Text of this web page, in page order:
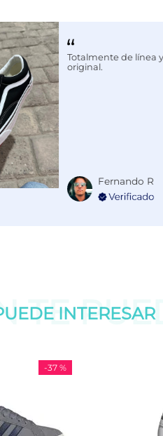
Totalmente de línea y
original.
Fernando R
TEINTERESAR
-37 %